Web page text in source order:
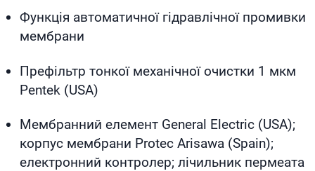
Функція автоматичної гідравлічної промивки
мембрани
Префільтр тонкої механічної очистки 1 мкм
Pentek (USA)
Мембранний елемент General Electric (USA);
корпус мембрани Protec Arisawa (Spain);
електронний контролер; лічильник пермеата